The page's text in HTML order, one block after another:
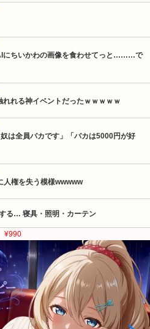
にちいかわの画像を食わせてっと………で
れれる神イベントだったｗｗｗｗｗ
は全員バカです」「バカは5000円が好
人権を失う模様wwwww
る… 寝具・照明・カーテン
¥990